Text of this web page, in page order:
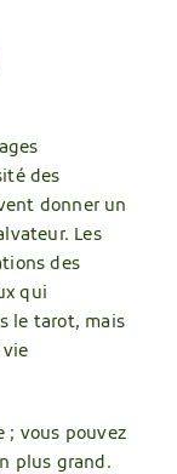
des
donner un
Les
des
qui
le tarot, mais
; vous pouvez
plus grand.